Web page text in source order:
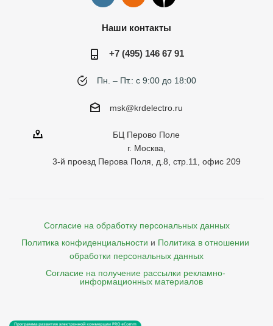
Наши контакты
+7 (495) 146 67 91
Пн. – Пт.: с 9:00 до 18:00
msk@krdelectro.ru
БЦ Перово Поле
г. Москва,
3-й проезд Перова Поля, д.8, стр.11, офис 209
Согласие на обработку персональных данных
Политика конфиденциальности и Политика в отношении
обработки персональных данных
Согласие на получение рассылки рекламно-
    информационных материалов